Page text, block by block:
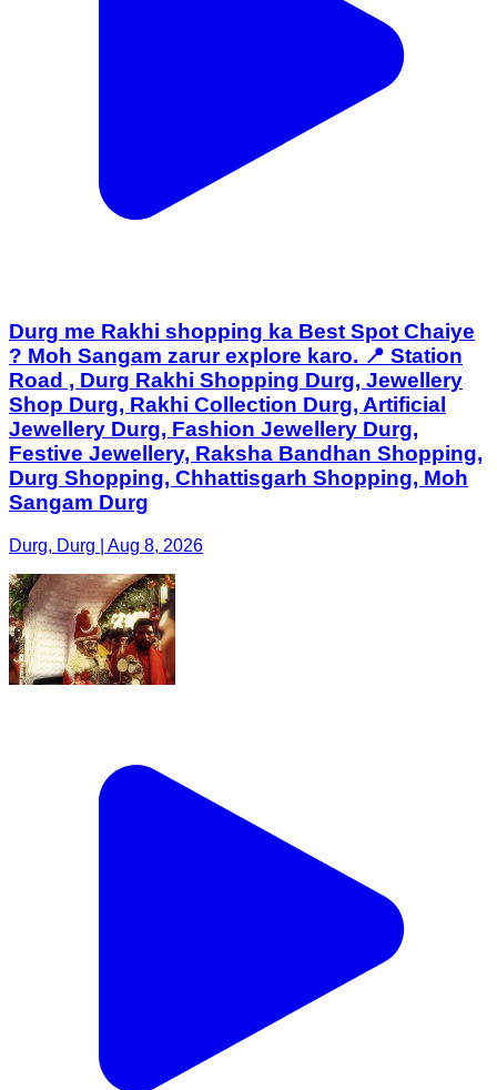
Durg me Rakhi shopping ka Best Spot Chaiye
? Moh Sangam zarur explore karo. 📍 Station
Road , Durg Rakhi Shopping Durg, Jewellery
Shop Durg, Rakhi Collection Durg, Artificial
Jewellery Durg, Fashion Jewellery Durg,
Festive Jewellery, Raksha Bandhan Shopping,
Durg Shopping, Chhattisgarh Shopping, Moh
Sangam Durg
Durg, Durg | Aug 8, 2026